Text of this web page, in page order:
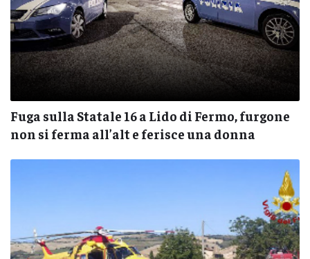
Fuga sulla Statale 16 a Lido di Fermo, furgone
non si ferma all’alt e ferisce una donna